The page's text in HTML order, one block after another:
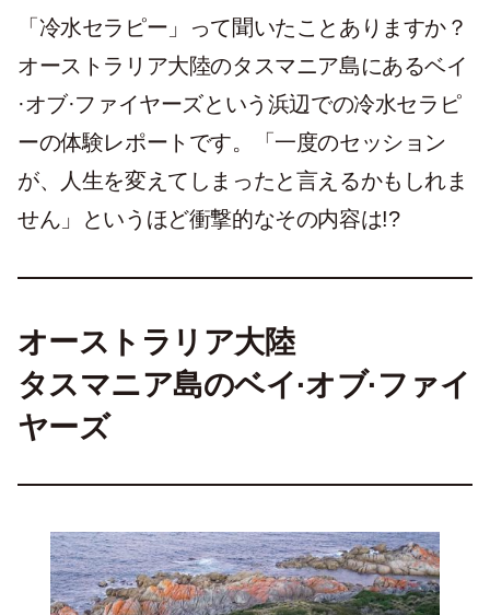
「冷水セラピー」って聞いたことありますか？
オーストラリア大陸のタスマニア島にあるベイ
·オブ·ファイヤーズという浜辺での冷水セラピ
ーの体験レポートです。「一度のセッション
が、人生を変えてしまったと言えるかもしれま
せん」というほど衝撃的なその内容は!?
オーストラリア大陸
タスマニア島のベイ·オブ·ファイ
ヤーズ